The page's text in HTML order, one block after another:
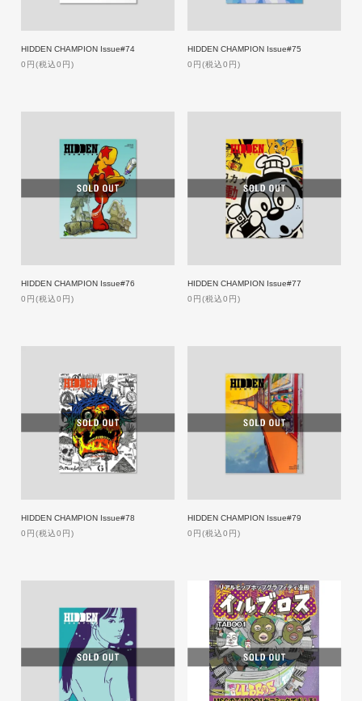
HIDDEN CHAMPION Issue#74
0円(税込0円)
HIDDEN CHAMPION Issue#75
0円(税込0円)
HIDDEN CHAMPION Issue#76
0円(税込0円)
HIDDEN CHAMPION Issue#77
0円(税込0円)
HIDDEN CHAMPION Issue#78
0円(税込0円)
HIDDEN CHAMPION Issue#79
0円(税込0円)